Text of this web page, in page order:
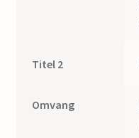
Titel 2
Omvang